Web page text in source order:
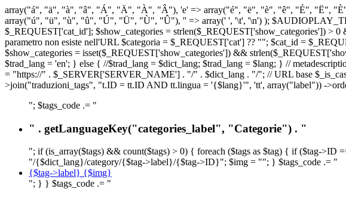
array("á", "ä", "à", "â", "Á", "Ä", "À", "Â"), 'e' => array("é", "ë", "è", "ê", "É", "Ë",
array("ú", "ü", "ù", "û", "Ú", "Ü", "Ù", "Û"), '' => array(' ', '\t', '\n') );
$_REQUEST['cat_id']; $show_categories = strlen($_REQUEST['show_categories']) >
parametro non esiste nell'URL $categoria = $_REQUEST['cat'] ?? ""; $cat_id =
$show_categories = isset($_REQUEST['show_categories']) &&
$trad_lang = 'en'; } else { //$trad_lang = $dict_lang; $trad_lang = $lang; } //
= "https://" . $_SERVER['SERVER_NAME'] . "/" . $dict_lang . "/"; // URL base
>join("traduzioni_tags", "t.ID = tt.ID AND tt.lingua = '{$lang}'", 'tt', array("label")) -
"; $tags_code .= "
" . getLanguageKey("categories_label", "Categorie") . "
"; if (is_array($tags) && count($tags) > 0) { foreach ($tags as $tag) { if ($tag-
"/{$dict_lang}/category/{$tag->label}/{$tag->ID}"; $img = ""; } $tags_code .= "
{$tag->label} {$img}
"; } } $tags_code .= "